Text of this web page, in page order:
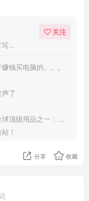
...
关注
钱买电脑的。。。
了
一：WD-40润滑除锈剂！
！
分享 收藏